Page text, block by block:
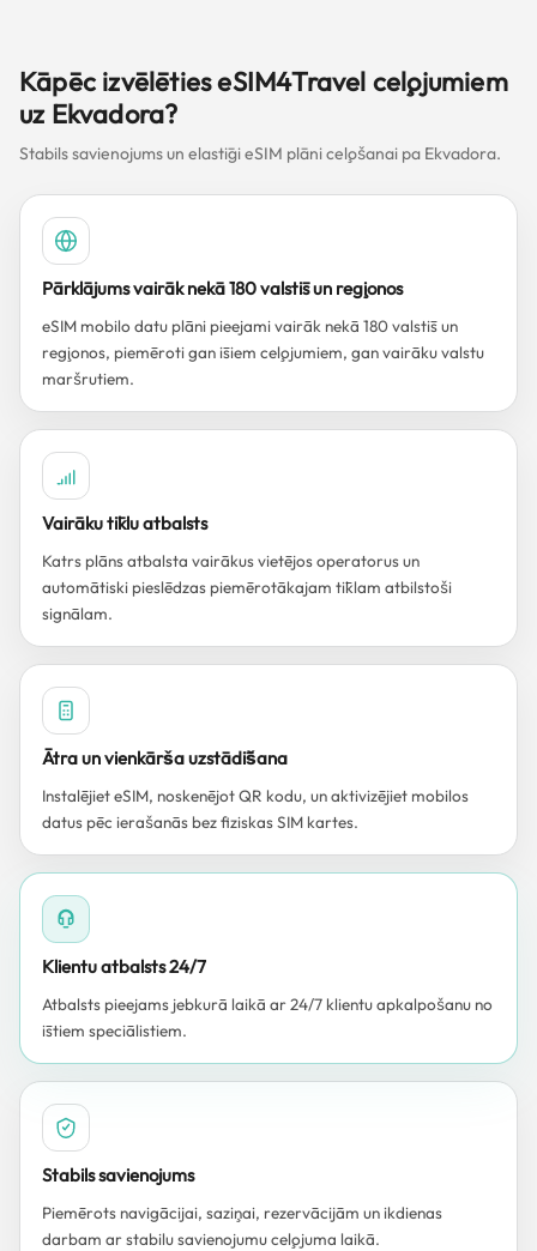
Kāpēc izvēlēties eSIM4Travel ceļojumiem
uz Ekvadora?
Stabils savienojums un elastīgi eSIM plāni ceļošanai pa Ekvadora.
Pārklājums vairāk nekā 180 valstīs un reģionos
eSIM mobilo datu plāni pieejami vairāk nekā 180 valstīs un
reģionos, piemēroti gan īsiem ceļojumiem, gan vairāku valstu
maršrutiem.
Vairāku tīklu atbalsts
Katrs plāns atbalsta vairākus vietējos operatorus un
automātiski pieslēdzas piemērotākajam tīklam atbilstoši
signālam.
Ātra un vienkārša uzstādīšana
Instalējiet eSIM, noskenējot QR kodu, un aktivizējiet mobilos
datus pēc ierašanās bez fiziskas SIM kartes.
Klientu atbalsts 24/7
Atbalsts pieejams jebkurā laikā ar 24/7 klientu apkalpošanu no
īstiem speciālistiem.
Stabils savienojums
Piemērots navigācijai, saziņai, rezervācijām un ikdienas
darbam ar stabilu savienojumu ceļojuma laikā.